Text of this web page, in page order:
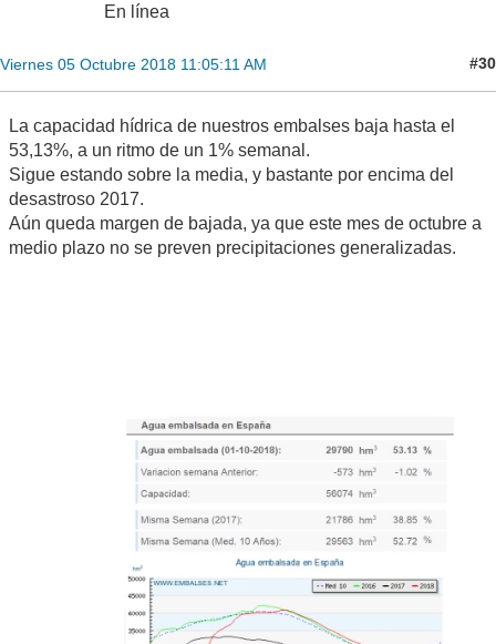
En línea
Viernes 05 Octubre 2018 11:05:11 AM #30
La capacidad hídrica de nuestros embalses baja hasta el
53,13%, a un ritmo de un 1% semanal.
Sigue estando sobre la media, y bastante por encima del
desastroso 2017.
Aún queda margen de bajada, ya que este mes de octubre a
medio plazo no se preven precipitaciones generalizadas.